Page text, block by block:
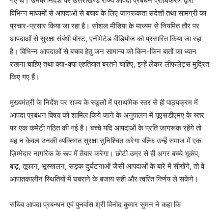
विभिन्न माध्यमों से आपदाओं से बचाव के लिए जागरूकता संदेशों तथा सामग्री का
प्रचार-प्रसार किया जा रहा है। सोशल मीडिया के माध्यम से नियमित तौर पर
आपदाओं से सुरक्षा संबंधी पोस्ट, एनीमेटेड वीडियोज को प्रसारित किया जा रहा
है। विभिन्न आपदाओं से बचाव हेतु जन सामान्य को किन-किन बातों का ध्यान
रखना चाहिए तथा क्या-क्या एहतियात बरतने चाहिए, इन्हें लेकर लीफलेट्स मुद्रित
किए गए हैं।
मुख्यमंत्री के निर्देश पर राज्य के स्कूलों में प्राथमिक स्तर से ही पाठ्यक्रम में
आपदा प्रबंधन विषय को शामिल किये जाने के अनुपालन में यूएसडीएमए के स्तर
पर एक कमेटी गठित की गई है। बच्चे यदि आपदाओं के प्रति जागरूक रहेंगे तो
यह न केवल उनकी व्यक्तिगत सुरक्षा सुनिश्चित करेगा बल्कि उन्हें समाज में एक
ज़िम्मेदार नागरिक के रूप में तैयार करेगा। छोटी उम्र से ही अगर बच्चे भूकंप,
बाढ़, तूफान, भूस्खलन, सड़क दुर्घटनाओं जैसी आपदाओं के बारे में सीखेंगे, तो वे
आपातकालीन स्थितियों में घबराने के बजाय सही और त्वरित निर्णय ले सकेंगे।
सचिव आपदा प्रबन्धन एवं पुनर्वास श्री विनोद कुमार सुमन ने कहा कि